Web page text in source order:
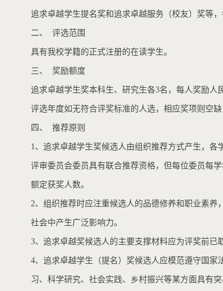
追求卓越学生提名奖和追求卓越服务（校友）奖等，
二、 评选范围
具有我校学籍的正式注册的在读学生。
三、 奖励额度
追求卓越学生奖本科生、研究生各3名，每人奖励人
评选年度如无符合评奖标准的人选，相应奖项则空缺
四、 推荐原则
1、追求卓越学生奖候选人由组织推荐方式产生，
评审委员会委员具有联合推荐资格，但每位委员每
额定获奖人数。
2、组织推荐时应注重候选人的品德修养和职业素
社会中产生广泛影响力。
3、追求卓越奖候选人的主要支撑材料应为评奖前已
4、追求卓越学生（提名）奖候选人应模范遵守国
习、科学研究、社会实践、乡村振兴等某方面具有突